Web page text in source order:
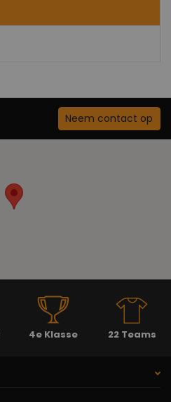
Neem contact op
4e Klasse 22 Teams